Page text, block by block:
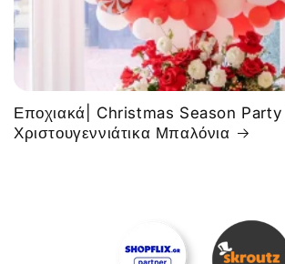
Εποχιακά| Christmas Season Party |
Χριστουγεννιάτικα Μπαλόνια